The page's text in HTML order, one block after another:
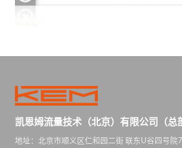
凯恩姆流量技术（北京）有限公司（总
地址：北京市顺义区仁和园二街 联东U谷四号